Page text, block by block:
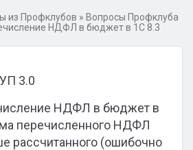
из Профклубов » Вопросы Профклуба
НДФЛ в бюджет в 1С 8.3
3.0
НДФЛ в бюджет в
перечисленного НДФЛ
рассчитанного (ошибочно